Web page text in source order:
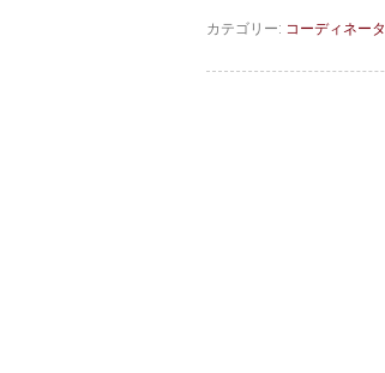
カテゴリー: コーディネー